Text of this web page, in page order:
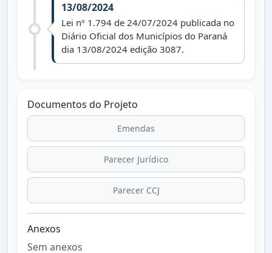
13/08/2024
Lei nº 1.794 de 24/07/2024 publicada no
Diário Oficial dos Municípios do Paraná
dia 13/08/2024 edição 3087.
Documentos do Projeto
Emendas
Parecer Jurídico
Parecer CCJ
Anexos
Sem anexos